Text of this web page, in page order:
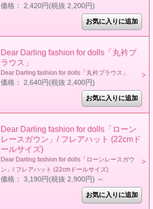
価格： 2,420円(税抜 2,200円)
Dear Darling fashion for dolls「丸衿ブ
ラウス」
Dear Darling fashion for dolls「丸衿ブラウス」
価格： 2,640円(税抜 2,400円)
Dear Darling fashion for dolls「ローン
レースガウン」/ フレアハット (22cmド
ールサイズ)
Dear Darling fashion for dolls「ローンレースガウ
ン」/ フレアハット (22cmドールサイズ)
価格： 3,190円(税抜 2,900円) ～